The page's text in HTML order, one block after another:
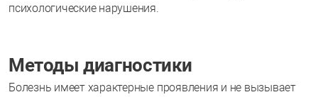
психологические нарушения.
Методы диагностики
Болезнь имеет характерные проявления и не вызывает